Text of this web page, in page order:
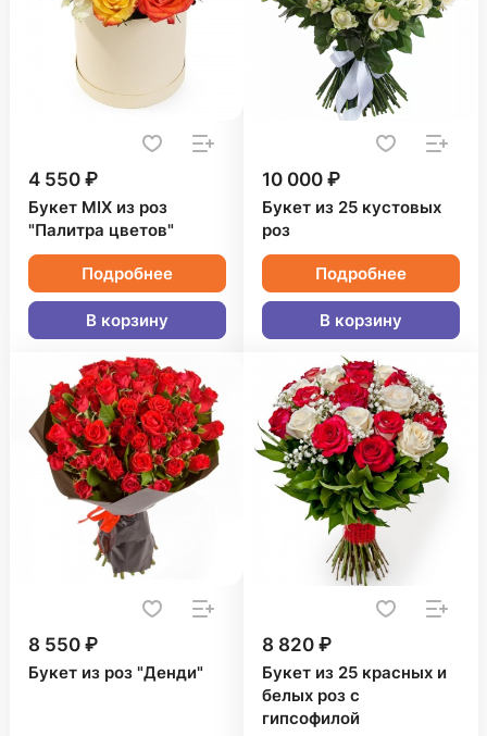
4 550 ₽
Букет MIX из роз
"Палитра цветов"
Подробнее
В корзину
10 000 ₽
Букет из 25 кустовых
роз
Подробнее
В корзину
8 550 ₽
Букет из роз "Денди"
8 820 ₽
Букет из 25 красных и
белых роз с
гипсофилой